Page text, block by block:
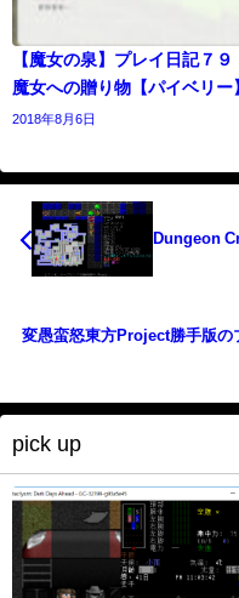
【魔女の泉】プレイ日記７９
魔女への贈り物【パイベリー
2018年8月6日
Dungeon
変愚蛮怒東方Project勝手版の
pick up